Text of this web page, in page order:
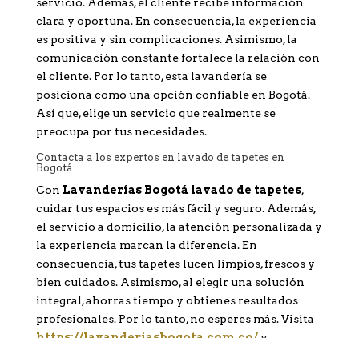
clara y oportuna. En consecuencia, la experiencia
es positiva y sin complicaciones. Asimismo, la
comunicación constante fortalece la relación con
el cliente. Por lo tanto, esta lavandería se
posiciona como una opción confiable en Bogotá.
Así que, elige un servicio que realmente se
preocupa por tus necesidades.
Contacta a los expertos en lavado de tapetes en
Bogotá
Con Lavanderías Bogotá lavado de tapetes,
cuidar tus espacios es más fácil y seguro. Además,
el servicio a domicilio, la atención personalizada y
la experiencia marcan la diferencia. En
consecuencia, tus tapetes lucen limpios, frescos y
bien cuidados. Asimismo, al elegir una solución
integral, ahorras tiempo y obtienes resultados
profesionales. Por lo tanto, no esperes más. Visita